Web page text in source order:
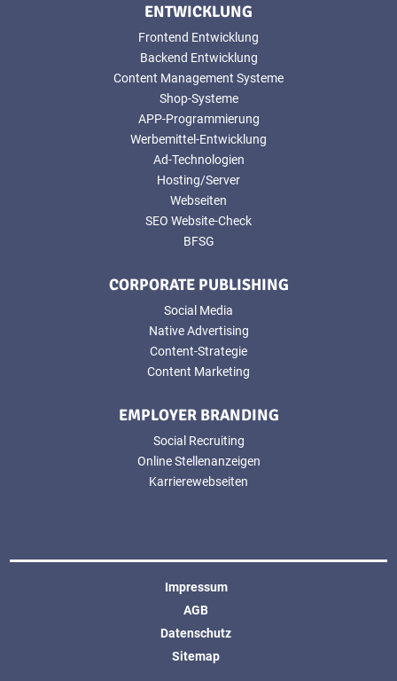
ENTWICKLUNG
Frontend Entwicklung
Backend Entwicklung
Content Management Systeme
Shop-Systeme
APP-Programmierung
Werbemittel-Entwicklung
Ad-Technologien
Hosting/Server
Webseiten
SEO Website-Check
BFSG
CORPORATE PUBLISHING
Social Media
Native Advertising
Content-Strategie
Content Marketing
EMPLOYER BRANDING
Social Recruiting
Online Stellenanzeigen
Karrierewebseiten
Impressum
AGB
Datenschutz
Sitemap